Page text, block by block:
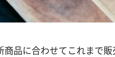
商品に合わせてこれまで